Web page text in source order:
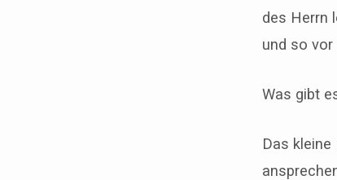
des Herrn
und so
Was gibt
Das